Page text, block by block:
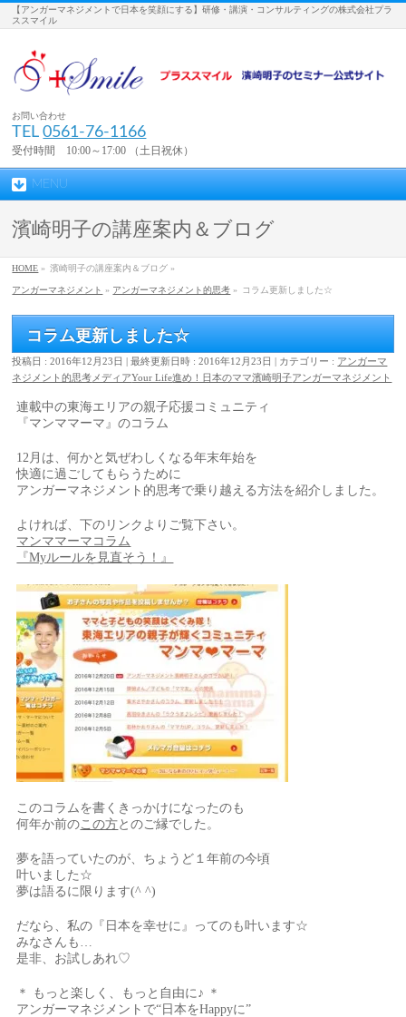
【アンガーマネジメントで日本を笑顔にする】研修・講演・コンサルティングの株式会社プラ
ススマイル
お問い合わせ
TEL0561-76-1166
受付時間 10:00～17:00 （土日祝休）
MENU
濱崎明子の講座案内＆ブログ
HOME » 濱崎明子の講座案内＆ブログ »
アンガーマネジメント » アンガーマネジメント的思考 » コラム更新しました☆
コラム更新しました☆
投稿日 : 2016年12月23日 最終更新日時 : 2016年12月23日 カテゴリー : アンガーマ
ネジメント的思考 メディアYour Life進め！日本のママ濱崎明子アンガーマネジメント
連載中の東海エリアの親子応援コミュニティ
『マンママーマ』のコラム
12月は、何かと気ぜわしくなる年末年始を
快適に過ごしてもらうために
アンガーマネジメント的思考で乗り越える方法を紹介しました。
よければ、下のリンクよりご覧下さい。
マンママーマコラム
『Myルールを見直そう！』
このコラムを書くきっかけになったのも
何年か前のこの方とのご縁でした。
夢を語っていたのが、ちょうど１年前の今頃
叶いました☆
夢は語るに限ります(^ ^)
だなら、私の『日本を幸せに』ってのも叶います☆
みなさんも…
是非、お試しあれ♡
＊ もっと楽しく、もっと自由に♪ ＊
アンガーマネジメントで“日本をHappyに”